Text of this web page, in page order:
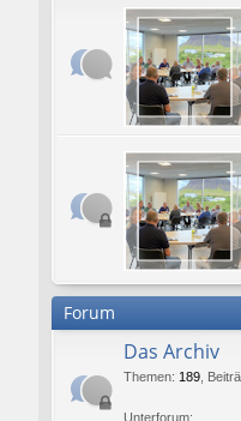
Forum
Das Archiv
Themen: 189
Unterforum: